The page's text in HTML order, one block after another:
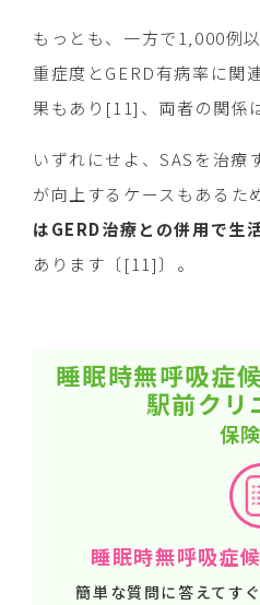
もっとも、一方で1,000例
重症度とGERD有病率に関
果もあり[11]、両者の関係
いずれにせよ、SASを治療
が向上するケースもあるた
はGERD治療との併用で生
あります〔[11]〕。
睡眠時無呼吸症
駅前クリ
保
睡眠時無呼吸症
簡単な質問に答えてす